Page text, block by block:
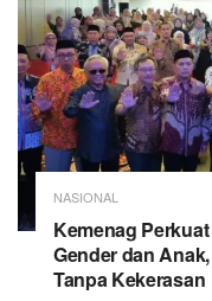
NASIONAL
Kemenag
Gender dan
Tanpa Kekerasan